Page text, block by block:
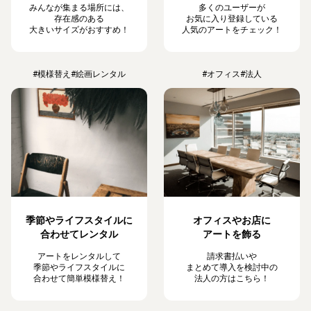
みんなが集まる場所には、
存在感のある
大きいサイズがおすすめ！
多くのユーザーが
お気に入り登録している
人気のアートをチェック！
#模様替え #絵画レンタル
季節やライフスタイルに
合わせてレンタル
アートをレンタルして
季節やライフスタイルに
合わせて簡単模様替え！
#オフィス#法人
オフィスやお店に
アートを飾る
請求書払いや
まとめて導入を検討中の
法人の方はこちら！